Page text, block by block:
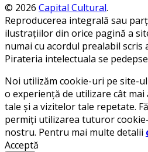
© 2026 Capital Cultural.
Reproducerea integrală sau
ilustrațiilor din orice pagină a
numai cu acordul prealabil scris
Pirateria intelectuala se
Noi utilizăm cookie-uri pe site-
o experiență de utilizare cât
tale și a vizitelor tale repetate.
permiți utilizarea tuturor
nostru. Pentru mai multe detalii
Acceptă